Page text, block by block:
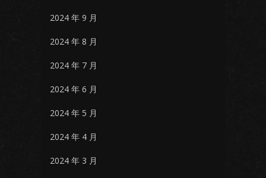
2024 年 9 月
2024 年 8 月
2024 年 7 月
2024 年 6 月
2024 年 5 月
2024 年 4 月
2024 年 3 月